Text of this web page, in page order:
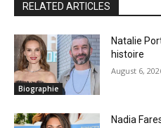
RELATED ARTICLES
Biographie
Natalie
histoire
August 6,
Nadia